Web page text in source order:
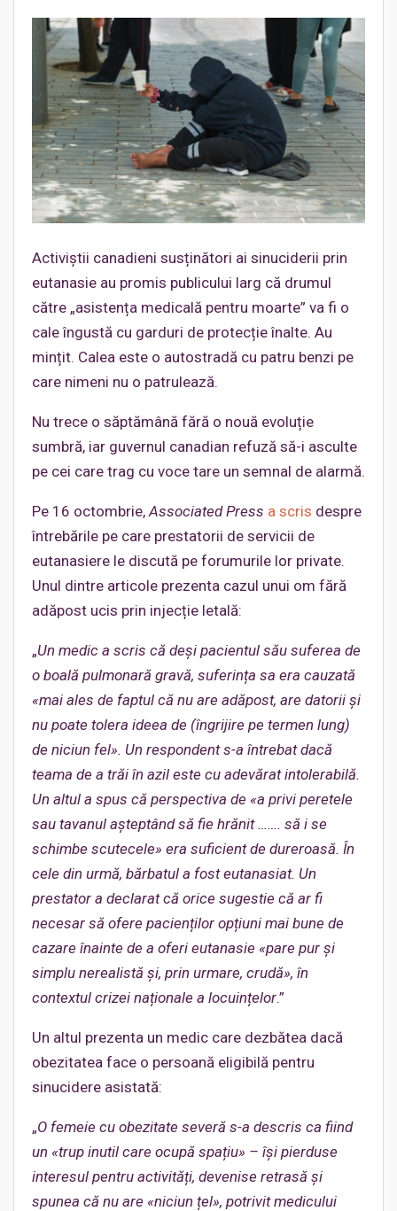
Activiștii canadieni susținători ai sinuciderii prin
eutanasie au promis publicului larg că drumul
către „asistența medicală pentru moarte” va fi o
cale îngustă cu garduri de protecție înalte. Au
mințit. Calea este o autostradă cu patru benzi pe
care nimeni nu o patrulează.
Nu trece o săptămână fără o nouă evoluție
sumbră, iar guvernul canadian refuză să-i asculte
pe cei care trag cu voce tare un semnal de alarmă.
Pe 16 octombrie,Associated Press a scris despre
întrebările pe care prestatorii de servicii de
eutanasiere le discută pe forumurile lor private.
Unul dintre articole prezenta cazul unui om fără
adăpost ucis prin injecție letală:
„Un medic a scris că deși pacientul său suferea de
o boală pulmonară gravă, suferința sa era cauzată
«mai ales de faptul că nu are adăpost, are datorii și
nu poate tolera ideea de (îngrijire pe termen lung)
de niciun fel». Un respondent s-a întrebat dacă
teama de a trăi în azil este cu adevărat intolerabilă.
Un altul a spus că perspectiva de «a privi peretele
sau tavanul așteptând să fie hrănit ……. să i se
schimbe scutecele» era suficient de dureroasă. În
cele din urmă, bărbatul a fost eutanasiat. Un
prestator a declarat că orice sugestie că ar fi
necesar să ofere pacienților opțiuni mai bune de
cazare înainte de a oferi eutanasie «pare pur și
simplu nerealistă și, prin urmare, crudă», în
contextul crizei naționale a locuințelor.”
Un altul prezenta un medic care dezbătea dacă
obezitatea face o persoană eligibilă pentru
sinucidere asistată:
„O femeie cu obezitate severă s-a descris ca fiind
un «trup inutil care ocupă spațiu» – își pierduse
interesul pentru activități, devenise retrasă și
spunea că nu are «niciun țel», potrivit medicului